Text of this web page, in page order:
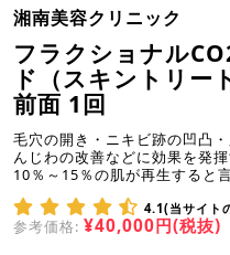
湘南美容クリニック
フラクショナル
ド（スキントリー
前面 1回
毛穴の開き・ニキビ跡の凹凸
んじわの改善などに効果を発
10％～15％の肌が再生すると
4.1(当サイト
参考価格: ¥40,000円(税抜)